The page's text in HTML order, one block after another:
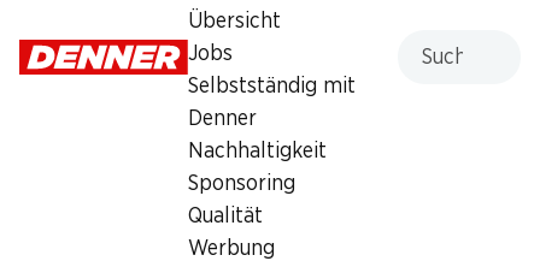
Übersicht
Jobs
Selbstständig mit
Denner
Nachhaltigkeit
Sponsoring
Qualität
Werbung
5.10statt 7.65 *
Roland Bretzeli Classic
* Konkurrenzvergleich
Roland Sticks Classic